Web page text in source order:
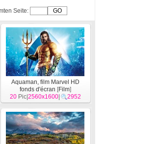
Seite:
Aquaman, film Marvel HD
fonds d'écran [Film]
20Pic| 2560x1600| 2952